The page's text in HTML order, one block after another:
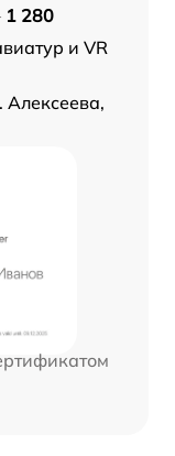
1 280
и VR
Алексеева,